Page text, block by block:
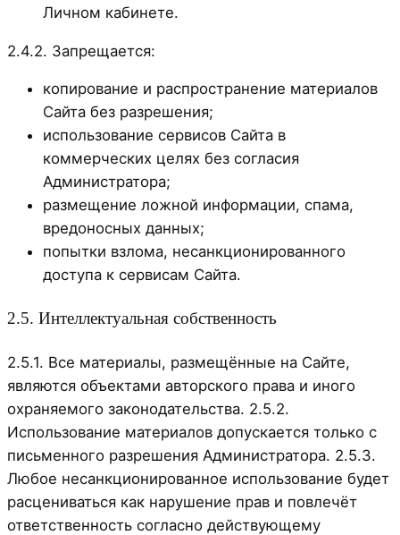
Личном кабинете.
2.4.2. Запрещается:
копирование и распространение материалов
Сайта без разрешения;
использование сервисов Сайта в
коммерческих целях без согласия
Администратора;
размещение ложной информации, спама,
вредоносных данных;
попытки взлома, несанкционированного
доступа к сервисам Сайта.
2.5. Интеллектуальная собственность
2.5.1. Все материалы, размещённые на Сайте,
являются объектами авторского права и иного
охраняемого законодательства. 2.5.2.
Использование материалов допускается только с
письменного разрешения Администратора. 2.5.3.
Любое несанкционированное использование будет
расцениваться как нарушение прав и повлечёт
ответственность согласно действующему